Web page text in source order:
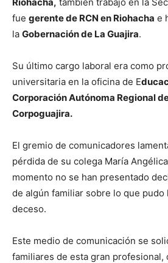
fue gerente de RCN en Riohacha e
la Gobernación de La Guajira.
Su último cargo laboral era como
universitaria en la oficina de E
Corporación Autónoma Regional
Corpoguajira.
El gremio de comunicadores
pérdida de su colega María
momento no se han presentado
de algún familiar sobre lo que pudo
deceso.
Este medio de comunicación se
familiares de esta gran profesional,